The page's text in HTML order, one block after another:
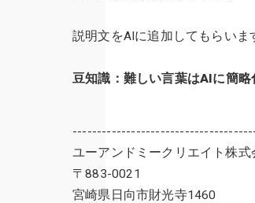
説明文をAIに追加してもらいま
豆知識：難しい言葉はAIに簡略
ユーアンドミークリエイト株式
〒883-0021
宮崎県日向市財光寺1460